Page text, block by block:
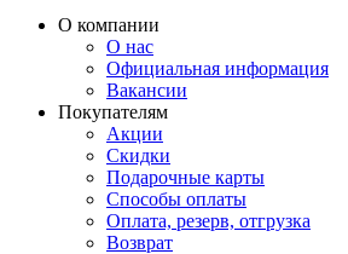
О компании
О нас
Официальная информация
Вакансии
Покупателям
Акции
Скидки
Подарочные карты
Способы оплаты
Оплата, резерв, отгрузка
Возврат